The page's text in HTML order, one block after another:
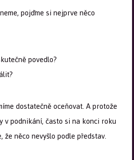
pojďme si nejprve něco
povedlo?
dostatečně oceňovat. A protože
v podnikání, často si na konci roku
že něco nevyšlo podle představ.